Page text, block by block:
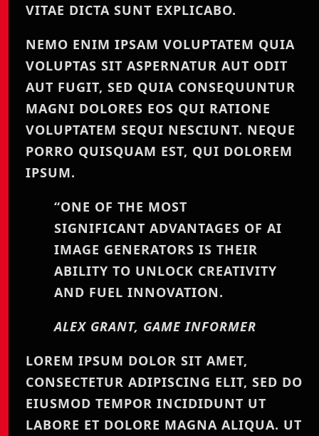
VITAE DICTA SUNT EXPLICABO.
NEMO ENIM IPSAM VOLUPTATEM QUIA
VOLUPTAS SIT ASPERNATUR AUT ODIT
AUT FUGIT, SED QUIA CONSEQUUNTUR
MAGNI DOLORES EOS QUI RATIONE
VOLUPTATEM SEQUI NESCIUNT. NEQUE
PORRO QUISQUAM EST, QUI DOLOREM
IPSUM.
“ONE OF THE MOST
SIGNIFICANT ADVANTAGES OF AI
IMAGE GENERATORS IS THEIR
ABILITY TO UNLOCK CREATIVITY
AND FUEL INNOVATION.
ALEX GRANT, GAME INFORMER
LOREM IPSUM DOLOR SIT AMET,
CONSECTETUR ADIPISCING ELIT, SED DO
EIUSMOD TEMPOR INCIDIDUNT UT
LABORE ET DOLORE MAGNA ALIQUA. UT